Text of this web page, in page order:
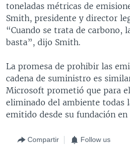
toneladas métricas de
Smith, presidente y director
“Cuando se trata de carbono,
basta”, dijo Smith.
La promesa de prohibir las
cadena de suministro es
Microsoft prometió que para
eliminado del ambiente todas
emitido desde su fundación en
Compartir Follow us